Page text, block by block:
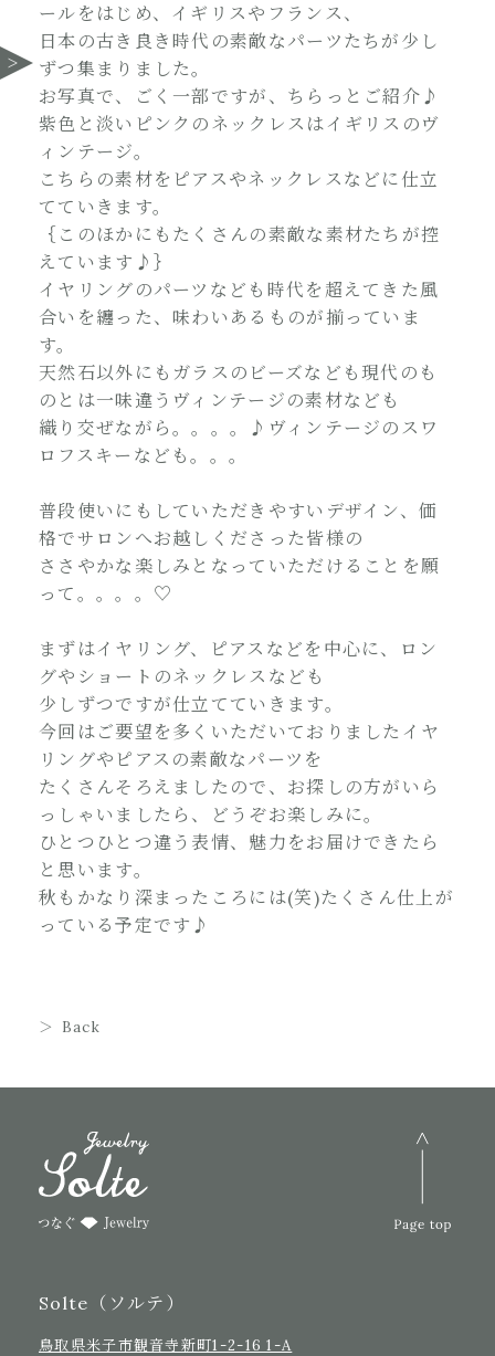
ールをはじめ、イギリスやフランス、
日本の古き良き時代の素敵なパーツたちが少し
ずつ集まりました。
お写真で、ごく一部ですが、ちらっとご紹介♪
紫色と淡いピンクのネックレスはイギリスのヴ
ィンテージ。
こちらの素材をピアスやネックレスなどに仕立
てていきます。
｛このほかにもたくさんの素敵な素材たちが控
えています♪｝
イヤリングのパーツなども時代を超えてきた風
合いを纏った、味わいあるものが揃っていま
す。
天然石以外にもガラスのビーズなども現代のも
のとは一味違うヴィンテージの素材なども
織り交ぜながら。。。。♪ヴィンテージのスワ
ロフスキーなども。。。
普段使いにもしていただきやすいデザイン、価
格でサロンへお越しくださった皆様の
ささやかな楽しみとなっていただけることを願
って。。。。♡
まずはイヤリング、ピアスなどを中心に、ロン
グやショートのネックレスなども
少しずつですが仕立てていきます。
今回はご要望を多くいただいておりましたイヤ
リングやピアスの素敵なパーツを
たくさんそろえましたので、お探しの方がいら
っしゃいましたら、どうぞお楽しみに。
ひとつひとつ違う表情、魅力をお届けできたら
と思います。
秋もかなり深まったころには(笑)たくさん仕上が
っている予定です♪
Back
Solte（ソルテ）
鳥取県米子市観音寺新町1-2-16 1-A